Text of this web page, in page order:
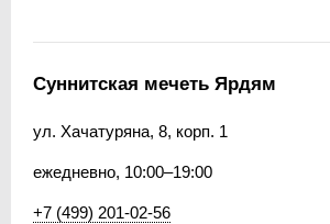
Суннитская мечеть Ярдям
ул. Хачатуряна, 8, корп. 1
ежедневно, 10:00–19:00
+7 (499) 201-02-56